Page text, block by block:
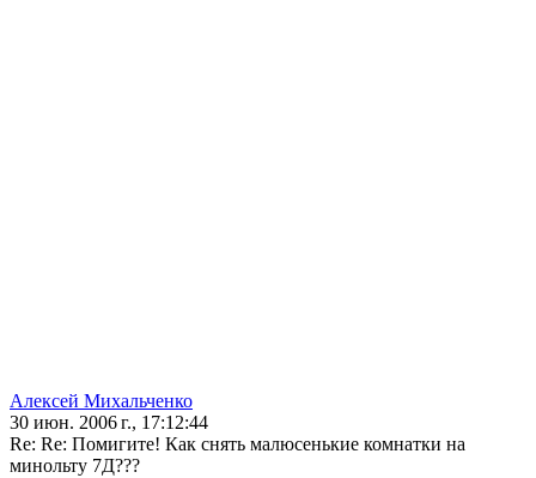
Алексей Михальченко
30 июн. 2006 г., 17:12:44
Re: Re: Помигите! Как снять малюсенькие комнатки на
минольту 7Д???